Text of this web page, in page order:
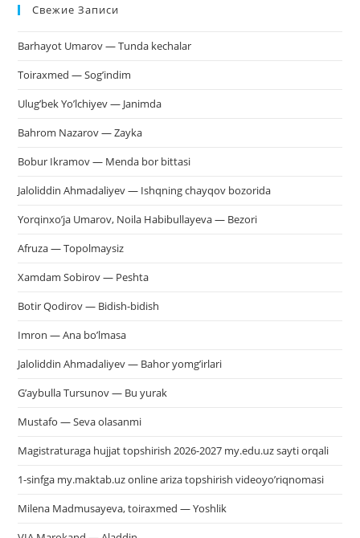
Свежие Записи
Barhayot Umarov — Tunda kechalar
Toiraxmed — Sog’indim
Ulug’bek Yo’lchiyev — Janimda
Bahrom Nazarov — Zayka
Bobur Ikramov — Menda bor bittasi
Jaloliddin Ahmadaliyev — Ishqning chayqov bozorida
Yorqinxo’ja Umarov, Noila Habibullayeva — Bezori
Afruza — Topolmaysiz
Xamdam Sobirov — Peshta
Botir Qodirov — Bidish-bidish
Imron — Ana bo’lmasa
Jaloliddin Ahmadaliyev — Bahor yomg’irlari
G’aybulla Tursunov — Bu yurak
Mustafo — Seva olasanmi
Magistraturaga hujjat topshirish 2026-2027 my.edu.uz sayti orqali
1-sinfga my.maktab.uz online ariza topshirish videoyo’riqnomasi
Milena Madmusayeva, toiraxmed — Yoshlik